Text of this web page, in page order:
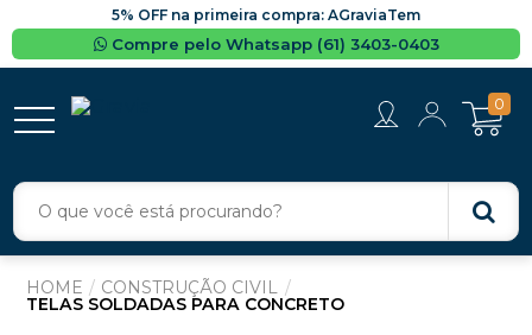
5% OFF na primeira compra: AGraviaTem
Compre pelo Whatsapp (61) 3403-0403
0
CONSTRUÇÃO CIVIL
TELAS SOLDADAS PARA CONCRETO